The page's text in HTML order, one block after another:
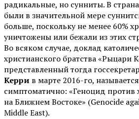
радикальные, но сунниты. В
были в значительной мере
больше, поскольку не менее 60%
уничтожены или бежали из этих
Во всяком случае, доклад
христианского братства «Рыцари
представленный тогда
Керри в марте 2016-го,
симптоматично: «Геноцид против
на Ближнем Востоке» (Genocide
Middle East).